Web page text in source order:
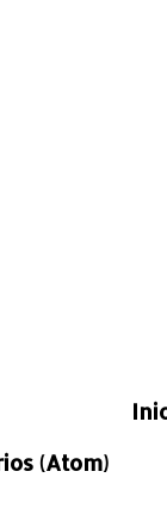
(Atom)